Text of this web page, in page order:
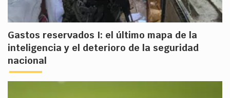
Gastos reservados I: el último mapa de la
inteligencia y el deterioro de la seguridad
nacional